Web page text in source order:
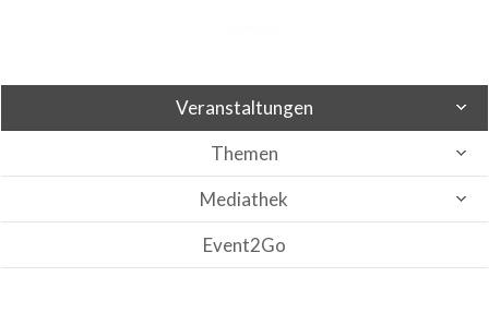
Veranstaltungen
Themen
Mediathek
Event2Go